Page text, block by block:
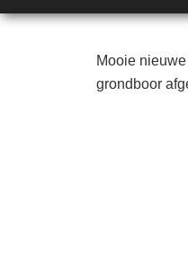
Mooie
grondboor